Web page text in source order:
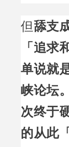
但舔支
「追求
单说就
峡论坛
次终于
的从此